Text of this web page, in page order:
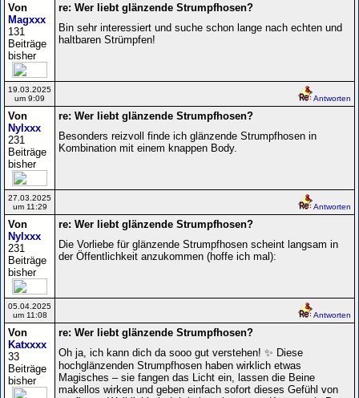
Von
Magxxx
131
Beiträge
bisher
re: Wer liebt glänzende Strumpfhosen?
Bin sehr interessiert und suche schon lange nach echten und
haltbaren Strümpfen!
19.03.2025
um 9:09
Antworten
Von
Nylxxx
231
Beiträge
bisher
re: Wer liebt glänzende Strumpfhosen?
Besonders reizvoll finde ich glänzende Strumpfhosen in
Kombination mit einem knappen Body.
27.03.2025
um 11:29
Antworten
Von
Nylxxx
231
Beiträge
bisher
re: Wer liebt glänzende Strumpfhosen?
Die Vorliebe für glänzende Strumpfhosen scheint langsam in
der Öffentlichkeit anzukommen (hoffe ich mal):
05.04.2025
um 11:08
Antworten
Von
Katxxxx
33
Beiträge
bisher
re: Wer liebt glänzende Strumpfhosen?
Oh ja, ich kann dich da sooo gut verstehen! ✨ Diese
hochglänzenden Strumpfhosen haben wirklich etwas
Magisches – sie fangen das Licht ein, lassen die Beine
makellos wirken und geben einfach sofort dieses Gefühl von